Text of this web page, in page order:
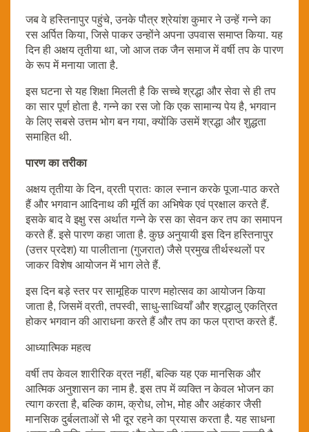
जब वे हस्तिनापुर पहुंचे, उनके पौत्र श्रेयांश कुमार ने उन्हें गन्ने का
रस अर्पित किया, जिसे पाकर उन्होंने अपना उपवास समाप्त किया. यह
दिन ही अक्षय तृतीया था, जो आज तक जैन समाज में वर्षी तप के पारण
के रूप में मनाया जाता है.
इस घटना से यह शिक्षा मिलती है कि सच्चे श्रद्धा और सेवा से ही तप
का सार पूर्ण होता है. गन्ने का रस जो कि एक सामान्य पेय है, भगवान
के लिए सबसे उत्तम भोग बन गया, क्योंकि उसमें श्रद्धा और शुद्धता
समाहित थी.
पारण का तरीका
अक्षय तृतीया के दिन, व्रती प्रातः काल स्नान करके पूजा-पाठ करते
हैं और भगवान आदिनाथ की मूर्ति का अभिषेक एवं प्रक्षाल करते हैं.
इसके बाद वे इक्षु रस अर्थात गन्ने के रस का सेवन कर तप का समापन
करते हैं. इसे पारण कहा जाता है. कुछ अनुयायी इस दिन हस्तिनापुर
(उत्तर प्रदेश) या पालीताना (गुजरात) जैसे प्रमुख तीर्थस्थलों पर
जाकर विशेष आयोजन में भाग लेते हैं.
इस दिन बड़े स्तर पर सामूहिक पारण महोत्सव का आयोजन किया
जाता है, जिसमें व्रती, तपस्वी, साधु-साध्वियाँ और श्रद्धालु एकत्रित
होकर भगवान की आराधना करते हैं और तप का फल प्राप्त करते हैं.
आध्यात्मिक महत्व
वर्षी तप केवल शारीरिक व्रत नहीं, बल्कि यह एक मानसिक और
आत्मिक अनुशासन का नाम है. इस तप में व्यक्ति न केवल भोजन का
त्याग करता है, बल्कि काम, क्रोध, लोभ, मोह और अहंकार जैसी
मानसिक दुर्बलताओं से भी दूर रहने का प्रयास करता है. यह साधना